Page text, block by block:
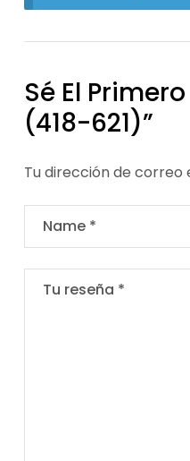
Sé El
(418-621)”
Tu dirección de